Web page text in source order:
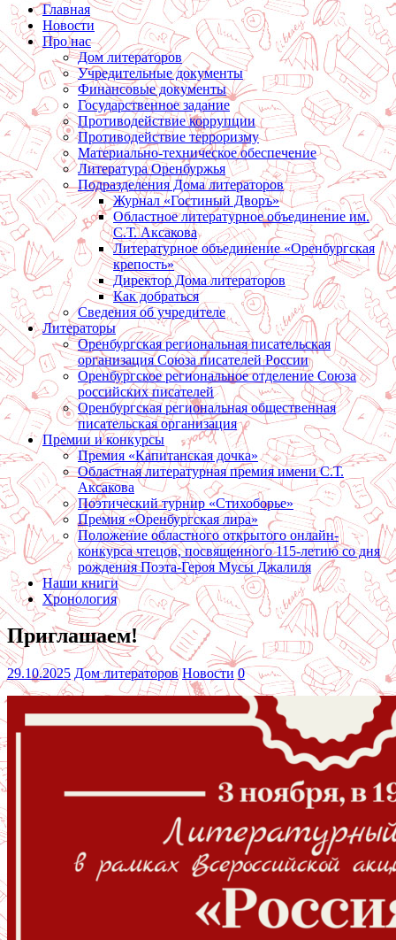
Главная
Новости
Про нас
Дом литераторов
Учредительные документы
Финансовые документы
Государственное задание
Противодействие коррупции
Противодействие терроризму
Материально-техническое обеспечение
Литература Оренбуржья
Подразделения Дома литераторов
Журнал «Гостиный Дворъ»
Областное литературное объединение им.
С.Т. Аксакова
Литературное объединение «Оренбургская
крепость»
Директор Дома литераторов
Как добраться
Сведения об учредителе
Литераторы
Оренбургская региональная писательская
организация Союза писателей России
Оренбургское региональное отделение Союза
российских писателей
Оренбургская региональная общественная
писательская организация
Премии и конкурсы
Премия «Капитанская дочка»
Областная литературная премия имени С.Т.
Аксакова
Поэтический турнир «Стихоборье»
Премия «Оренбургская лира»
Положение областного открытого онлайн-
конкурса чтецов, посвященного 115-летию со дня
рождения Поэта-Героя Мусы Джалиля
Наши книги
Хронология
Приглашаем!
29.10.2025 Дом литераторов Новости 0